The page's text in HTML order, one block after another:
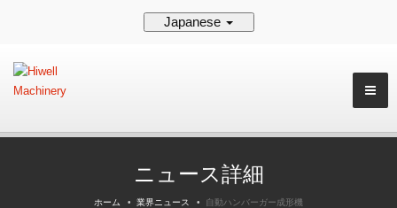
Japanese
ニュース詳細
ホーム 業界ニュース 自動ハンバーガー成形機